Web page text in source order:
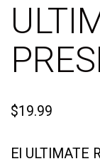
$19.99
El ULTIMATE